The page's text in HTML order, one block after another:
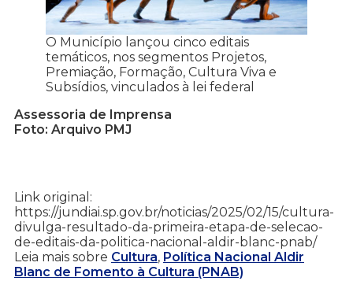
O Município lançou cinco editais
temáticos, nos segmentos Projetos,
Premiação, Formação, Cultura Viva e
Subsídios, vinculados à lei federal
Assessoria de Imprensa
Foto: Arquivo PMJ
Link original:
https://jundiai.sp.gov.br/noticias/2025/02/15/cultura-
divulga-resultado-da-primeira-etapa-de-selecao-
de-editais-da-politica-nacional-aldir-blanc-pnab/
Leia mais sobre Cultura, Política Nacional Aldir
Blanc de Fomento à Cultura (PNAB)